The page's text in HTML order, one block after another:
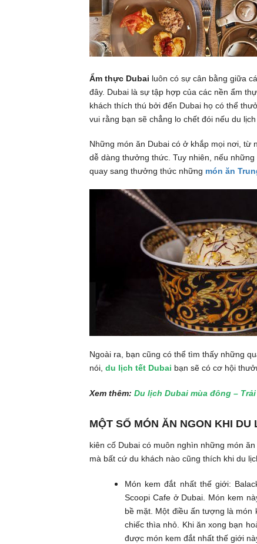
Ẩm thực Dubai luôn có sự cân bằng giữa
đây. Dubai là sự tập hợp của các nền ẩm
khách thích thú bởi đến Dubai họ có thể
vui rằng bạn sẽ chẳng lo chết đói nếu du
Những món ăn Dubai có ở khắp mọi nơi, từ
dễ dàng thưởng thức. Tuy nhiên, nếu
quay sang thưởng thức những món ăn
Ngoài ra, bạn cũng có thể tìm thấy những
nói, du lịch tết Dubai bạn sẽ có cơ hội
Xem thêm: Du lịch Dubai mùa đông –
MỘT SỐ MÓN ĂN NGON KHI
kiên cố Dubai có muôn nghìn những món
mà bất cứ du khách nào cũng thích khi du
Món kem đắt nhất thế giới:
Scoopi Cafe ở Dubai. Món kem
bề mặt. Một điều ấn tượng là món
chiếc thìa nhỏ. Khi ăn xong bạn
được món kem đắt nhất thế giới